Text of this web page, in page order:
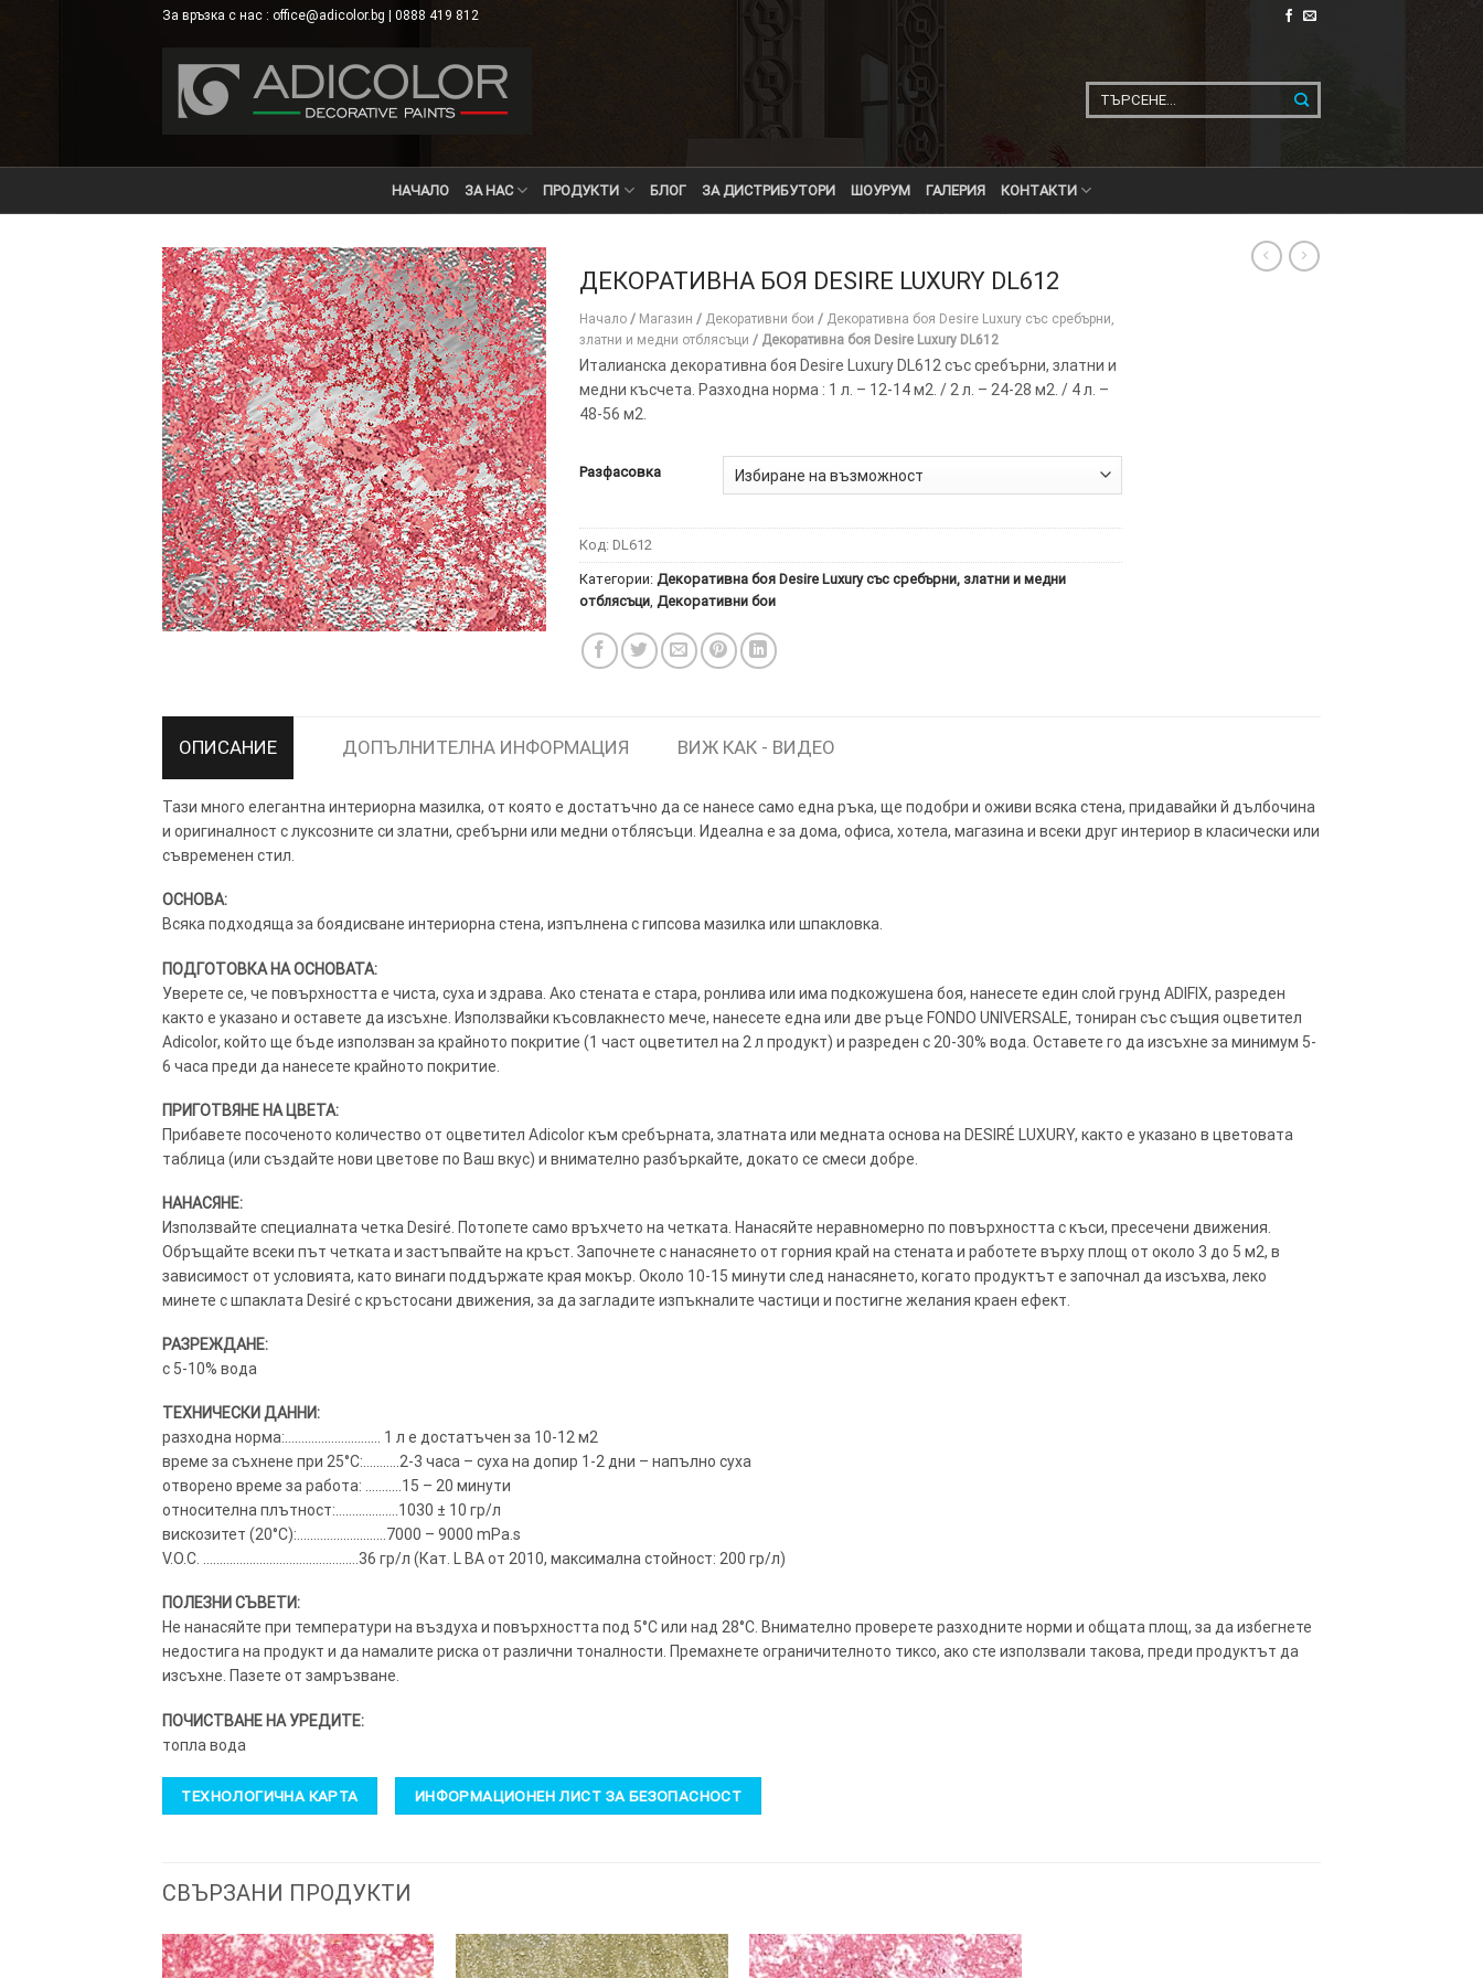
За връзка с нас : office@adicolor.bg | 0888 419 812
за:
НАЧАЛО ЗА НАС ПРОДУКТИ БЛОГ ЗА ДИСТРИБУТОРИ ШОУРУМ ГАЛЕРИЯ КОНТАКТИ
ДЕКОРАТИВНА БОЯ DESIRE LUXURY DL612
Начало / Магазин / Декоративни бои / Декоративна боя Desire Luxury със сребърни,
златни и медни отблясъци / Декоративна боя Desire Luxury DL612
Италианска декоративна боя Desire Luxury DL612 със сребърни, златни и
медни късчета. Разходна норма : 1 л. – 12-14 м2. / 2 л. – 24-28 м2. / 4 л. –
48-56 м2.
Разфасовка
Код: DL612
Категории: Декоративна боя Desire Luxury със сребърни, златни и медни
отблясъци, Декоративни бои
ОПИСАНИЕ ДОПЪЛНИТЕЛНА ИНФОРМАЦИЯ ВИЖ КАК - ВИДЕО
Тази много елегантна интериорна мазилка, от която е достатъчно да се нанесе само една ръка, ще подобри и оживи всяка стена, придавайки й дълбочина
и оригиналност с луксозните си златни, сребърни или медни отблясъци. Идеална е за дома, офиса, хотела, магазина и всеки друг интериор в класически или
съвременен стил.
ОСНОВА:
Всяка подходяща за боядисване интериорна стена, изпълнена с гипсова мазилка или шпакловка.
ПОДГОТОВКА НА ОСНОВАТА:
Уверете се, че повърхността е чиста, суха и здрава. Ако стената е стара, ронлива или има подкожушена боя, нанесете един слой грунд ADIFIX, разреден
както е указано и оставете да изсъхне. Използвайки късовлакнесто мече, нанесете една или две ръце FONDO UNIVERSALE, тониран със същия оцветител
Adicolor, който ще бъде използван за крайното покритие (1 част оцветител на 2 л продукт) и разреден с 20-30% вода. Оставете го да изсъхне за минимум 5-
6 часа преди да нанесете крайното покритие.
ПРИГОТВЯНЕ НА ЦВЕТА:
Прибавете посоченото количество от оцветител Adicolor към сребърната, златната или медната основа на DESIRÉ LUXURY, както е указано в цветовата
таблица (или създайте нови цветове по Ваш вкус) и внимателно разбъркайте, докато се смеси добре.
НАНАСЯНЕ:
Използвайте специалната четка Desiré. Потопете само връхчето на четката. Нанасяйте неравномерно по повърхността с къси, пресечени движения.
Обръщайте всеки път четката и застъпвайте на кръст. Започнете с нанасянето от горния край на стената и работете върху площ от около 3 до 5 м2, в
зависимост от условията, като винаги поддържате края мокър. Около 10-15 минути след нанасянето, когато продуктът е започнал да изсъхва, леко
минете с шпаклата Desiré с кръстосани движения, за да загладите изпъкналите частици и постигне желания краен ефект.
РАЗРЕЖДАНЕ:
с 5-10% вода
ТЕХНИЧЕСКИ ДАННИ:
разходна норма:……………………….. 1 л е достатъчен за 10-12 м2
време за съхнене при 25°C:………..2-3 часа – суха на допир 1-2 дни – напълно суха
отворено време за работа: ………..15 – 20 минути
относителна плътност:……………….1030 ± 10 гр/л
вискозитет (20°C):………………………7000 – 9000 mPa.s
V.O.C. ………………………………………..36 гр/л (Кат. L BA от 2010, максимална стойност: 200 гр/л)
ПОЛЕЗНИ СЪВЕТИ:
Не нанасяйте при температури на въздуха и повърхността под 5°C или над 28°C. Внимателно проверете разходните норми и общата площ, за да избегнете
недостига на продукт и да намалите риска от различни тоналности. Премахнете ограничителното тиксо, ако сте използвали такова, преди продуктът да
изсъхне. Пазете от замръзване.
ПОЧИСТВАНЕ НА УРЕДИТЕ:
топла вода
ТЕХНОЛОГИЧНА КАРТА ИНФОРМАЦИОНЕН ЛИСТ ЗА БЕЗОПАСНОСТ
СВЪРЗАНИ ПРОДУКТИ
×
НАМЕРИТЕ ТУК.
ОПЦИИ